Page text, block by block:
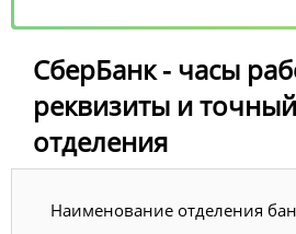
СберБанк - часы
реквизиты и
отделения
Наименование отделения